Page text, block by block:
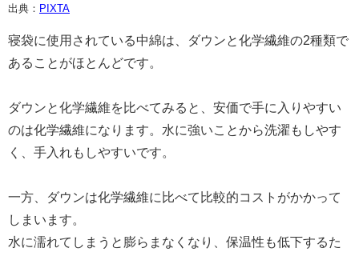
出典： PIXTA
寝袋に使用されている中綿は、ダウンと化学繊維の2種類で
あることがほとんどです。
ダウンと化学繊維を比べてみると、安価で手に入りやすい
のは化学繊維になります。水に強いことから洗濯もしやす
く、手入れもしやすいです。
一方、ダウンは化学繊維に比べて比較的コストがかかって
しまいます。
水に濡れてしまうと膨らまなくなり、保温性も低下するた